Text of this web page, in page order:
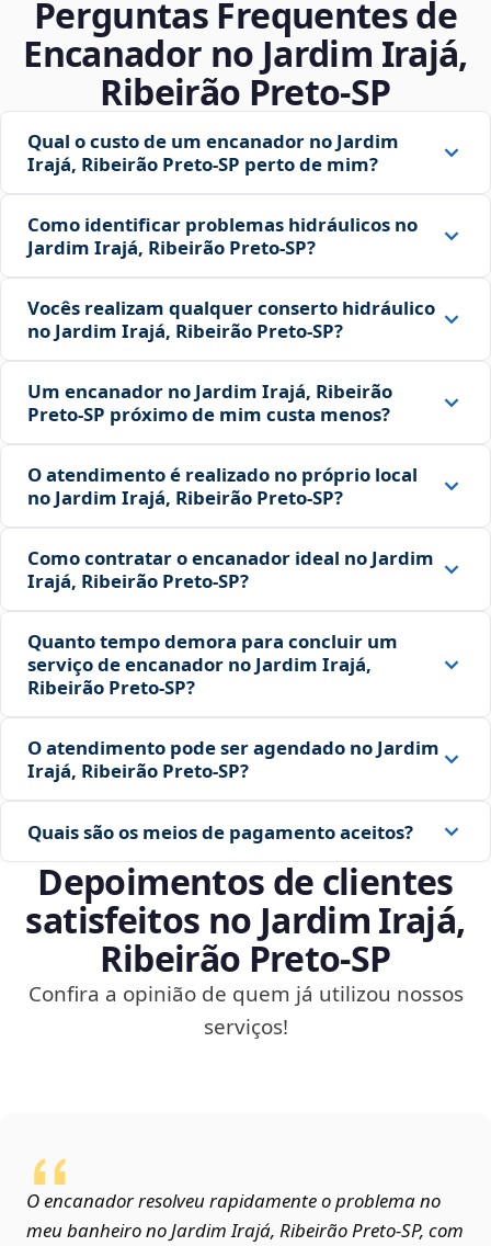
Perguntas Frequentes de
Encanador no Jardim Irajá,
Ribeirão Preto‑SP
Qual o custo de um encanador no Jardim
Irajá, Ribeirão Preto‑SP perto de mim?
Como identificar problemas hidráulicos no
Jardim Irajá, Ribeirão Preto‑SP?
Vocês realizam qualquer conserto hidráulico
no Jardim Irajá, Ribeirão Preto‑SP?
Um encanador no Jardim Irajá, Ribeirão
Preto‑SP próximo de mim custa menos?
O atendimento é realizado no próprio local
no Jardim Irajá, Ribeirão Preto‑SP?
Como contratar o encanador ideal no Jardim
Irajá, Ribeirão Preto‑SP?
Quanto tempo demora para concluir um
serviço de encanador no Jardim Irajá,
Ribeirão Preto‑SP?
O atendimento pode ser agendado no Jardim
Irajá, Ribeirão Preto‑SP?
Quais são os meios de pagamento aceitos?
Depoimentos de clientes
satisfeitos no Jardim Irajá,
Ribeirão Preto‑SP
Confira a opinião de quem já utilizou nossos
serviços!
O encanador resolveu rapidamente o problema no
meu banheiro no Jardim Irajá, Ribeirão Preto‑SP, com